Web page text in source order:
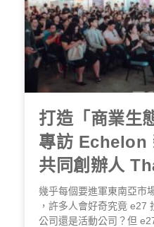
打造「商業生
專訪 Echelon
共同創辦人
幾乎每個要進軍東南亞市
，許多人會好奇究竟 e27
公司還是活動公司？但